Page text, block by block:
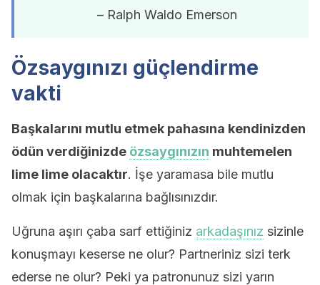
– Ralph Waldo Emerson
Özsaygınızı güçlendirme
vakti
Başkalarını mutlu etmek pahasına kendinizden
ödün verdiğinizde özsaygınızın muhtemelen
lime lime olacaktır. İşe yaramasa bile mutlu
olmak için başkalarına bağlısınızdır.
Uğruna aşırı çaba sarf ettiğiniz arkadaşınız sizinle
konuşmayı keserse ne olur? Partneriniz sizi terk
ederse ne olur? Peki ya patronunuz sizi yarın